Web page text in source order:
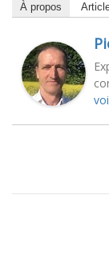
À propos